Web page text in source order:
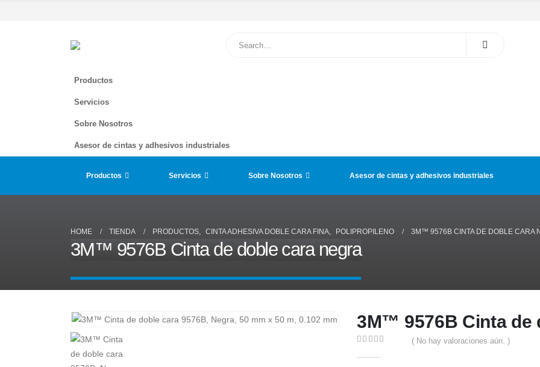
Productos
Servicios
Sobre Nosotros
Asesor de cintas y adhesivos industriales
Productos Servicios Sobre Nosotros Asesor de cintas y adhesivos industriales
HOME TIENDA PRODUCTOS, CINTA ADHESIVA DOBLE CARA FINA, POLIPROPILENO 3M™ 9576B CINTA DE DOBLE CARA
3M™ 9576B Cinta de doble cara negra
3M™ 9576B Cinta de
( No hay valoraciones aún. )